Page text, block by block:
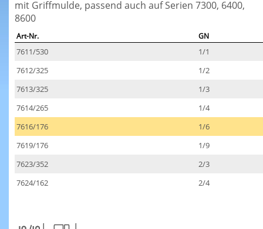
mit Griffmulde, passend auch auf Serien 7300, 6400,
8600
Art-Nr. GN
7611/530
1/1
7612/325
1/2
7613/325
1/3
7614/265
1/4
7616/176
1/6
7619/176
1/9
7623/352
2/3
7624/162
2/4